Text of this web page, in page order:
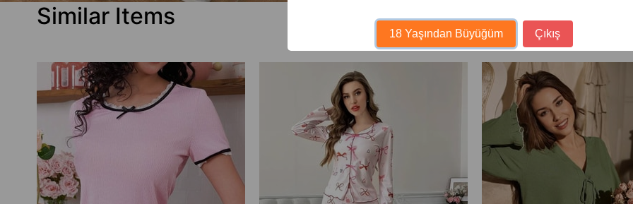
Similar Items
18 Yaşından Büyüğüm Çıkış